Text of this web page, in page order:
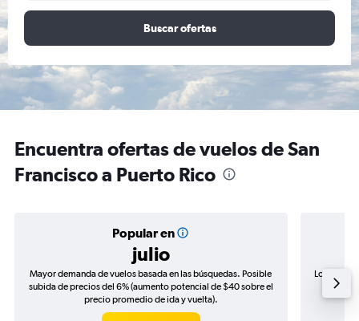
Buscar ofertas
Encuentra ofertas de vuelos de San
Francisco a Puerto Rico
Popular en
julio
Mayor demanda de vuelos basada en las búsquedas. Posible
subida de precios del 6% (aumento potencial de $40 sobre el
precio promedio de ida y vuelta).
Los
de